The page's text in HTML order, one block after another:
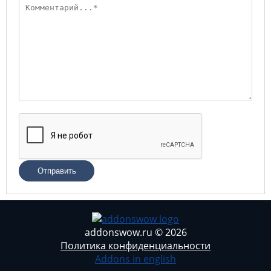
Отправить
addonswow.ru © 2026
Политика конфиденциальности
Addons in english